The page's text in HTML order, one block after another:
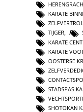
KARATE
TIJGER,
KARATE
KARATE
OOSTERSE
STADSPAS
SHOTOKAN